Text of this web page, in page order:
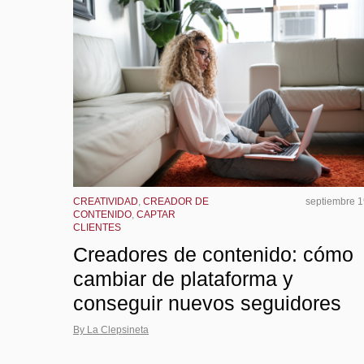
CREATIVIDAD CREADOR DE
CONTENIDO CAPTAR
CLIENTES
septiembre
Creadores de contenido: cómo
cambiar de plataforma y
conseguir nuevos seguidores
By La Clepsineta